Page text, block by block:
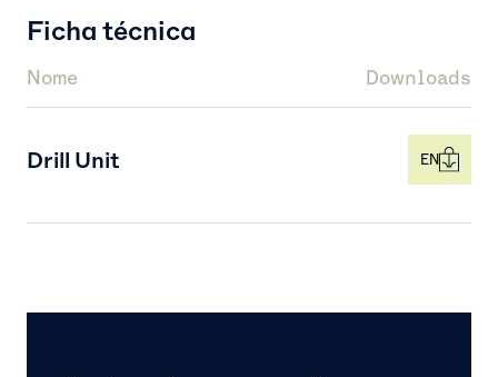
Ficha técnica
Nome Downloads
Drill Unit EN